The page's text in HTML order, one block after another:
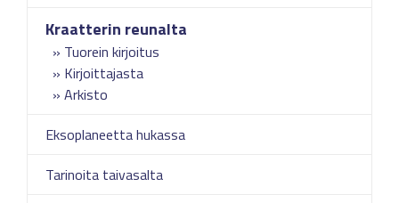
Kraatterin reunalta
Tuorein kirjoitus
Kirjoittajasta
Arkisto
Eksoplaneetta hukassa
Tarinoita taivasalta